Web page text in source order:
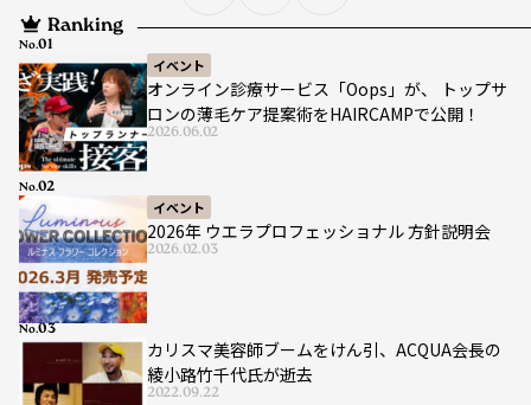
Ranking
イベント
オンライン診療サービス「Oops」が、 トップサ
ロンの薄毛ケア提案術をHAIRCAMPで公開！
2026.06.02
No.
イベント
2026年 ウエラプロフェッショナル 方針説明会
2026.02.03
No.
カリスマ美容師ブームをけん引、ACQUA会長の
綾小路竹千代氏が逝去
2022.09.22
No.